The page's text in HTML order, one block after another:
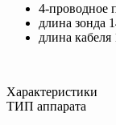
4-проводное
длина зонда
длина
Характеристики
ТИП аппарата